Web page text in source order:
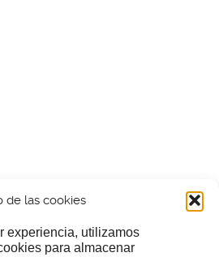
de las cookies
experiencia, utilizamos
para almacenar